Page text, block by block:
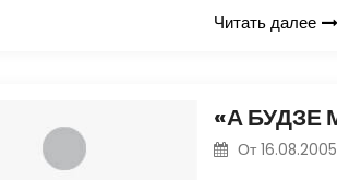
Читать далее
От 16.08.2005